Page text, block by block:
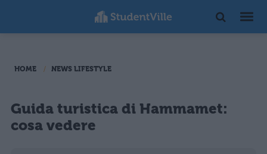
HOME NEWS LIFESTYLE
Guida turistica di Hammamet:
cosa vedere